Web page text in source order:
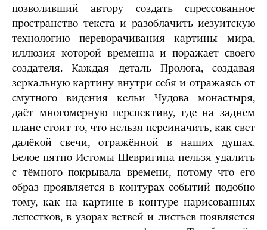
позволивший автору создать спрессованное
пространство текста и разоблачить иезуитскую
технологию переворачивания картины мира,
иллюзия которой временна и поражает своего
создателя. Каждая деталь Пролога, создавая
зеркальную картину внутри себя и отражаясь от
смутного видения кельи Чудова монастыря,
даёт многомерную перспективу, где на заднем
плане стоит то, что нельзя переиначить, как свет
далёкой свечи, отражённой в наших душах.
Белое пятно Истомы Шевригина нельзя удалить
с тёмного покрывала времени, потому что его
образ проявляется в контурах событий подобно
тому, как на картине в контуре нарисованных
лепестков, в узорах ветвей и листьев появляется